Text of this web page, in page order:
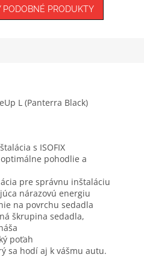
PODOBNÉ PRODUKTY
L (Panterra Black)
s ISOFIX
pohodlie a
pre správnu inštaláciu
nárazovú energiu
na povrchu sedadla
škrupina sedadla,
poťah
sa hodí aj k vášmu autu.